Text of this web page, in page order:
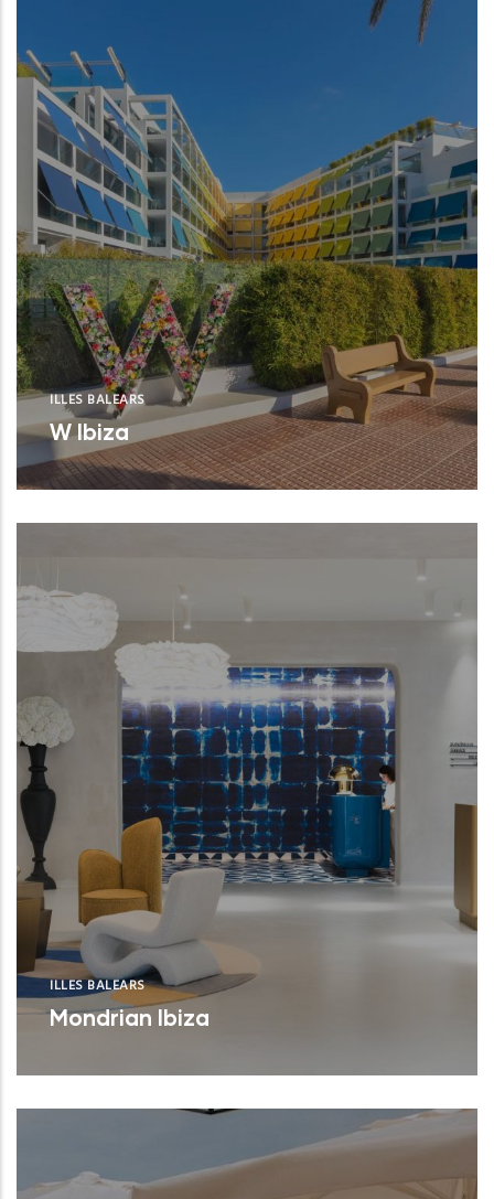
ILLES BALEARS
W Ibiza
ILLES BALEARS
Mondrian Ibiza